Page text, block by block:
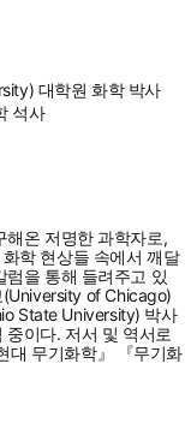
대학원 화학 박사
석사
온 저명한 과학자로,
학 현상들 속에서 깨달
럼을 통해 들려주고 있
of Chicago)
State University) 박사
이다. 저서 및 역서로
대 무기화학』 『무기화